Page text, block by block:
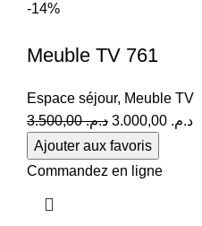
-14%
Meuble TV 761
Espace séjour, Meuble TV
د.م.3.500,00
Le
prix
initial
د.م.Le
Ajouter aux favoris
Commandez en ligne